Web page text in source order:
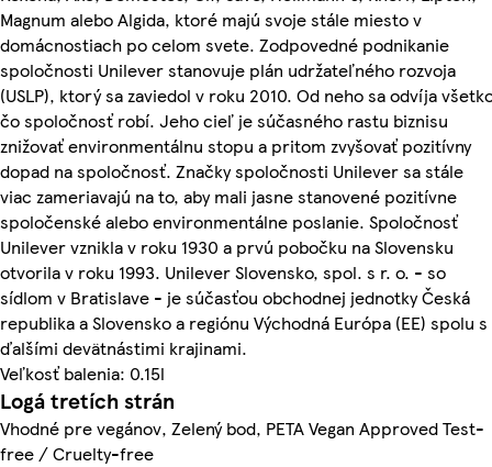
Magnum alebo Algida, ktoré majú svoje stále miesto v
domácnostiach po celom svete. Zodpovedné podnikanie
spoločnosti Unilever stanovuje plán udržateľného rozvoja
(USLP), ktorý sa zaviedol v roku 2010. Od neho sa odvíja
čo spoločnosť robí. Jeho cieľ je súčasného rastu biznisu
znižovať environmentálnu stopu a pritom zvyšovať pozitívny
dopad na spoločnosť. Značky spoločnosti Unilever sa stále
viac zameriavajú na to, aby mali jasne stanovené pozitívne
spoločenské alebo environmentálne poslanie. Spoločnosť
Unilever vznikla v roku 1930 a prvú pobočku na Slovensku
otvorila v roku 1993. Unilever Slovensko, spol. s r. o. - so
sídlom v Bratislave - je súčasťou obchodnej jednotky Česká
republika a Slovensko a regiónu Východná Európa (EE) spolu s
ďalšími devätnástimi krajinami.
Veľkosť balenia: 0.15l
Logá tretích strán
Vhodné pre vegánov, Zelený bod, PETA Vegan Approved Test-
free / Cruelty-free